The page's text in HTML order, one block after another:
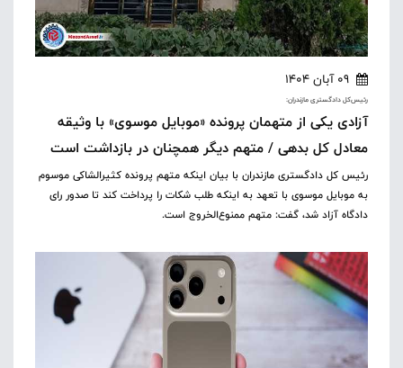
09 آبان 1404
رئیس‌کل دادگستری مازندران:
آزادی یکی از متهمان پرونده «موبایل موسوی» با وثیقه
معادل کل بدهی / متهم دیگر همچنان در بازداشت است
رئیس کل دادگستری مازندران با بیان اینکه متهم پرونده کثیرالشاکی موسوم
به موبایل موسوی با تعهد به اینکه طلب شکات را پرداخت کند تا صدور رای
دادگاه آزاد شد، گفت: متهم ممنوع‌الخروج است.